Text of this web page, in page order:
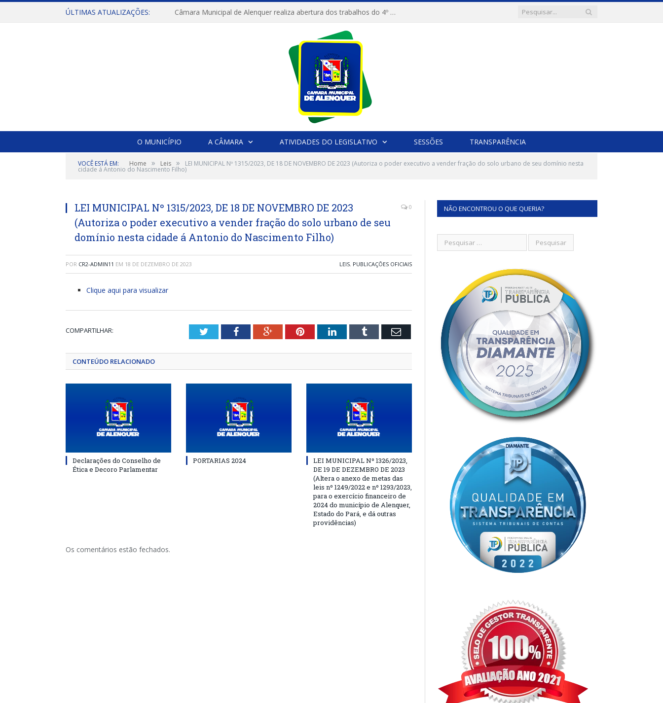
ÚLTIMAS ATUALIZAÇÕES: Câmara Municipal de Alenquer realiza abertura dos trabalhos do 4º Período Legislativo
O MUNICÍPIO A CÂMARA ATIVIDADES DO LEGISLATIVO SESSÕES TRANSPARÊNCIA
VOCÊ ESTÁ EM: Home » Leis » LEI MUNICIPAL Nº 1315/2023, DE 18 DE NOVEMBRO DE 2023 (Autoriza o poder executivo a vender fração do solo urbano de seu domínio nesta
cidade á Antonio do Nascimento Filho)
LEI MUNICIPAL Nº 1315/2023, DE 18 DE NOVEMBRO DE 2023
(Autoriza o poder executivo a vender fração do solo urbano de seu
domínio nesta cidade á Antonio do Nascimento Filho)
0
POR CR2-ADMIN11 EM 18 DE DEZEMBRO DE 2023 LEIS, PUBLICAÇÕES OFICIAIS
Clique aqui para visualizar
COMPARTILHAR: TwitterFacebookGoogle+PinterestLinkedInTumblr Email
CONTEÚDO RELACIONADO
Declarações do Conselho de
Ética e Decoro Parlamentar
PORTARIAS 2024
LEI MUNICIPAL Nº 1326/2023,
DE 19 DE DEZEMBRO DE 2023
(Altera o anexo de metas das
leis nº 1249/2022 e nº 1293/2023,
para o exercício financeiro de
2024 do município de Alenquer,
Estado do Pará, e dá outras
providências)
Os comentários estão fechados.
NÃO ENCONTROU O QUE QUERIA?